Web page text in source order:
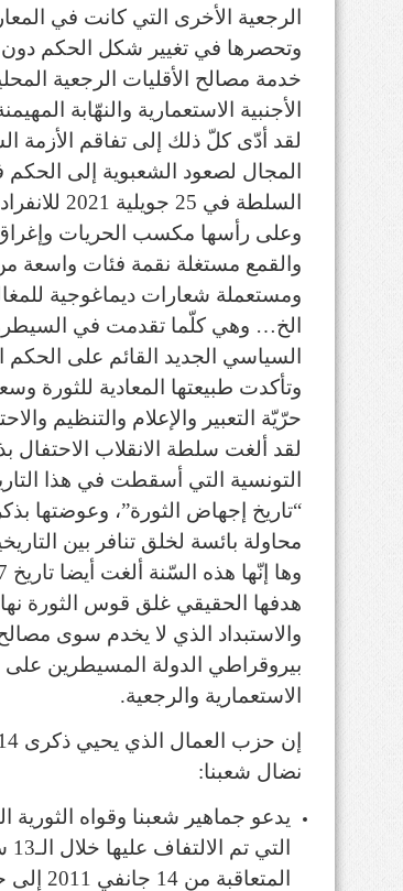
الرجعية الأخرى التي كانت في
وتحصرها في تغيير شكل الحكم
خدمة مصالح الأقليات الرجعية
الأجنبية الاستعمارية والنهّابة
لقد أدّى كلّ ذلك إلى تفاقم الأزمة
السلطة
وعلى رأسها مكسب الحريات وإغراق
والقمع مستغلة نقمة فئات واسعة
ومستعملة شعارات ديماغوجية
الخ… وهي كلّما تقدمت في
السياسي الجديد القائم على الحكم
وتأكدت طبيعتها المعادية للثورة
حرّيّة التعبير والإعلام والتنظيم
التونسية التي أسقطت في هذا
محاولة بائسة لخلق تنافر بين
هدفها الحقيقي غلق قوس الثورة
والاستبداد الذي لا يخدم سوى
بيروقراطي الدولة المسيطرين على
الاستعمارية والرجعية.
نضال شعبنا:
يدعو جماهير شعبنا وقواه الثورية